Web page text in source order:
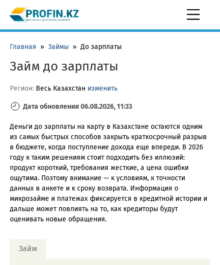
Главная » Займы » До зарплаты
Займ до зарплаты
Регион: Весь Казахстан изменить
Дата обновления 06.08.2026, 11:33
Деньги до зарплаты на карту в Казахстане остаются одним
из самых быстрых способов закрыть краткосрочный разрыв
в бюджете, когда поступление дохода еще впереди. В 2026
году к таким решениям стоит подходить без иллюзий:
продукт короткий, требования жесткие, а цена ошибки
ощутима. Поэтому внимание — к условиям, к точности
данных в анкете и к сроку возврата. Информация о
микрозайме и платежах фиксируется в кредитной истории и
дальше может повлиять на то, как кредиторы будут
оценивать новые обращения.
Займ